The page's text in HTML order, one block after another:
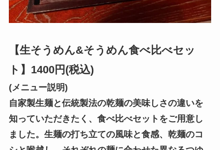
【生そうめん&そうめん食べ比べセッ
ト】1400円(税込)
(メニュー説明)
自家製生麺と伝統製法の乾麺の美味しさの違いを
知っていただきたく、食べ比べセットをご用意し
ました。生麺の打ち立ての風味と食感、乾麺のコ